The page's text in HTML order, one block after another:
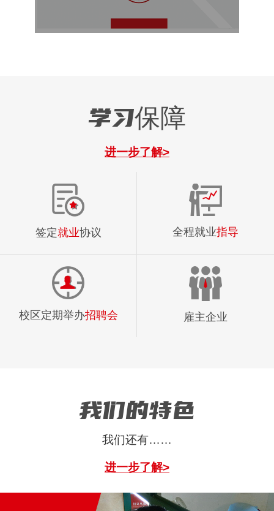
学习保障
进一步了解>
签定就业协议 全程就业指导
校区定期举办招聘会 雇主企业
我们的特色
我们还有……
进一步了解>